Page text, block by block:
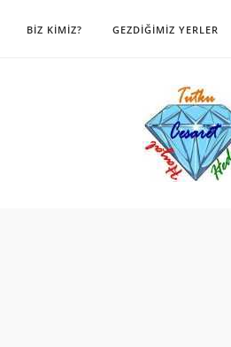
BİZ KİMİZ? GEZDIĞIMIZ YERLER